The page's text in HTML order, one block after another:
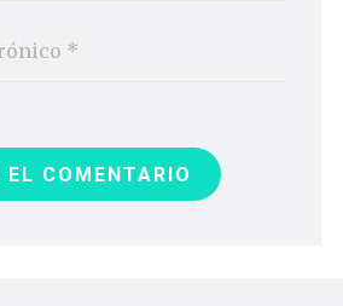
COMENTARIO